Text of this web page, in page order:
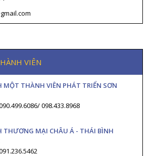
VIÊN
MỘT THÀNH VIÊN PHÁT TRIỂN SƠN
098.433.8968
THƯƠNG MẠI CHÂU Á - THÁI BÌNH